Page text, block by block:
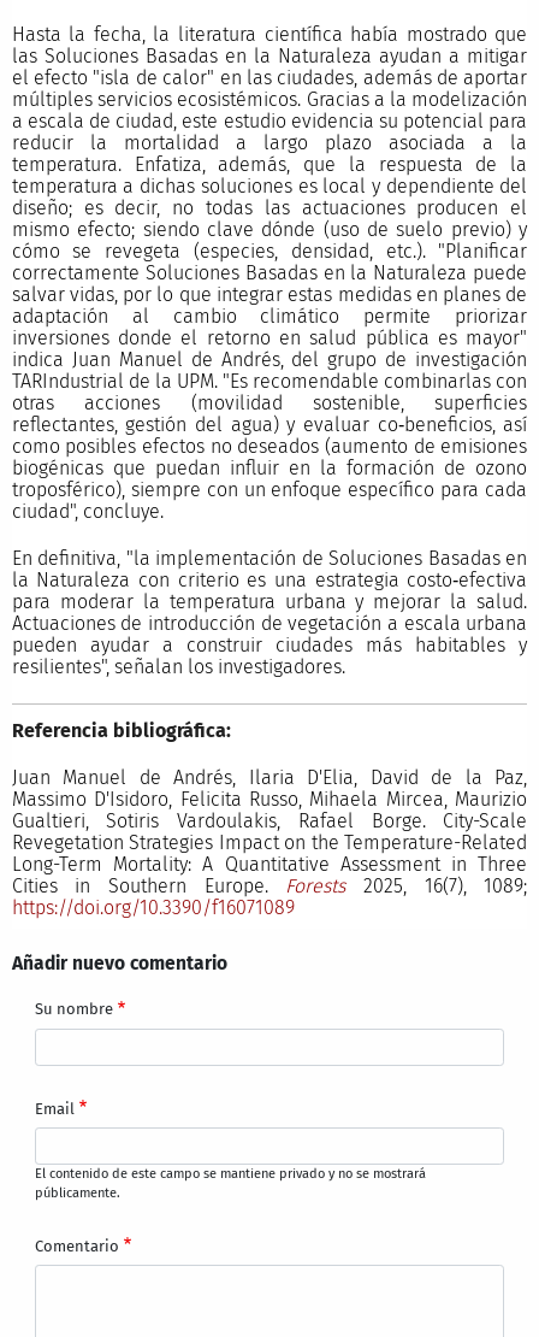
Hasta la fecha, la literatura científica había mostrado que
las Soluciones Basadas en la Naturaleza ayudan a mitigar
el efecto "isla de calor" en las ciudades, además de aportar
múltiples servicios ecosistémicos. Gracias a la modelización
a escala de ciudad, este estudio evidencia su potencial para
reducir la mortalidad a largo plazo asociada a la
temperatura. Enfatiza, además, que la respuesta de la
temperatura a dichas soluciones es local y dependiente del
diseño; es decir, no todas las actuaciones producen el
mismo efecto; siendo clave dónde (uso de suelo previo) y
cómo se revegeta (especies, densidad, etc.). "Planificar
correctamente Soluciones Basadas en la Naturaleza puede
salvar vidas, por lo que integrar estas medidas en planes de
adaptación al cambio climático permite priorizar
inversiones donde el retorno en salud pública es mayor"
indica Juan Manuel de Andrés, del grupo de investigación
TARIndustrial de la UPM. "Es recomendable combinarlas con
otras acciones (movilidad sostenible, superficies
reflectantes, gestión del agua) y evaluar co‑beneficios, así
como posibles efectos no deseados (aumento de emisiones
biogénicas que puedan influir en la formación de ozono
troposférico), siempre con un enfoque específico para cada
ciudad", concluye.
En definitiva, "la implementación de Soluciones Basadas en
la Naturaleza con criterio es una estrategia costo‑efectiva
para moderar la temperatura urbana y mejorar la salud.
Actuaciones de introducción de vegetación a escala urbana
pueden ayudar a construir ciudades más habitables y
resilientes", señalan los investigadores.
Referencia bibliográfica:
Juan Manuel de Andrés, Ilaria D'Elia, David de la Paz,
Massimo D'Isidoro, Felicita Russo, Mihaela Mircea, Maurizio
Gualtieri, Sotiris Vardoulakis, Rafael Borge. City-Scale
Revegetation Strategies Impact on the Temperature-Related
Long-Term Mortality: A Quantitative Assessment in Three
Cities in Southern Europe. Forests2025, 16(7), 1089;
https://doi.org/10.3390/f16071089
Añadir nuevo comentario
Su nombre
Email
El contenido de este campo se mantiene privado y no se mostrará
públicamente.
Comentario